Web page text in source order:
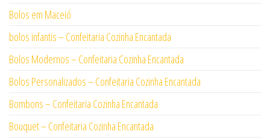
Bolos em Maceió
bolos infantis – Confeitaria Cozinha Encantada
Bolos Modernos – Confeitaria Cozinha Encantada
Bolos Personalizados – Confeitaria Cozinha Encantada
Bombons – Confeitaria Cozinha Encantada
Bouquet – Confeitaria Cozinha Encantada